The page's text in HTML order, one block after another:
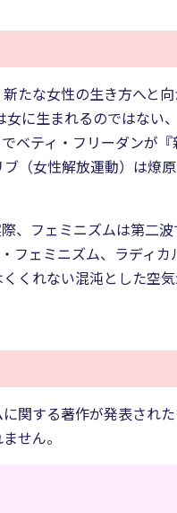
たな女性の生き方へと
に生まれるのではない
ベティ・フリーダンが
（女性解放運動）は燎
、フェミニズムは第二波
フェミニズム、ラディカ
くれない混沌とした空
関する著作が発表された
せん。